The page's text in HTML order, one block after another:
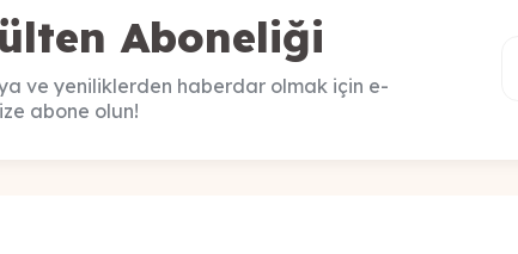
Aboneliği
ve yeniliklerden haberdar olmak için e-
abone olun!